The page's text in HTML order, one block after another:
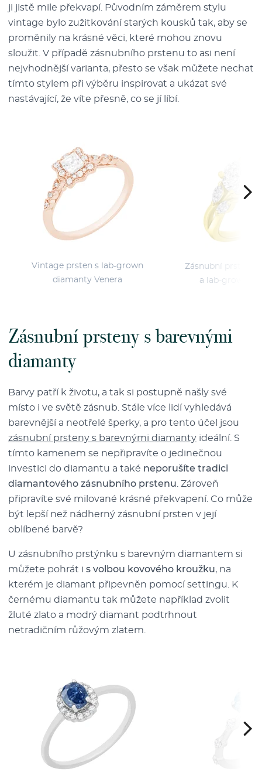
ji jistě mile překvapí. Původním záměrem stylu
vintage bylo zužitkování starých kousků tak, aby se
proměnily na krásné věci, které mohou znovu
sloužit. V případě zásnubního prstenu to asi není
nejvhodnější varianta, přesto se však můžete nechat
tímto stylem při výběru inspirovat a ukázat své
nastávající, že víte přesně, co se jí líbí.
Vintage prsten s lab-grown
diamanty Venera
Zásnubní prsten s
a lab-grown
Zásnubní prsteny s barevnými
diamanty
Barvy patří k životu, a tak si postupně našly své
místo i ve světě zásnub. Stále více lidí vyhledává
barevnější a neotřelé šperky, a pro tento účel jsou
zásnubní prsteny s barevnými diamanty ideální. S
tímto kamenem se nepřipravíte o jedinečnou
investici do diamantu a také neporušíte tradici
diamantového zásnubního prstenu . Zároveň
připravíte své milované krásné překvapení. Co může
být lepší než nádherný zásnubní prsten v její
oblíbené barvě?
U zásnubního prstýnku s barevným diamantem si
můžete pohrát i s volbou kovového kroužku, na
kterém je diamant připevněn pomocí settingu. K
černému diamantu tak můžete například zvolit
žluté zlato a modrý diamant podtrhnout
netradičním růžovým zlatem.